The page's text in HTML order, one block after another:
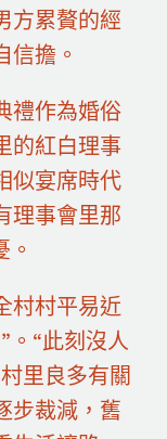
方累贅的經
信擔。
禮作為婚俗
的紅白理事
似宴席時代
理事會里那
村村平易近
。“此刻沒人
里良多有關
步裁減，舊